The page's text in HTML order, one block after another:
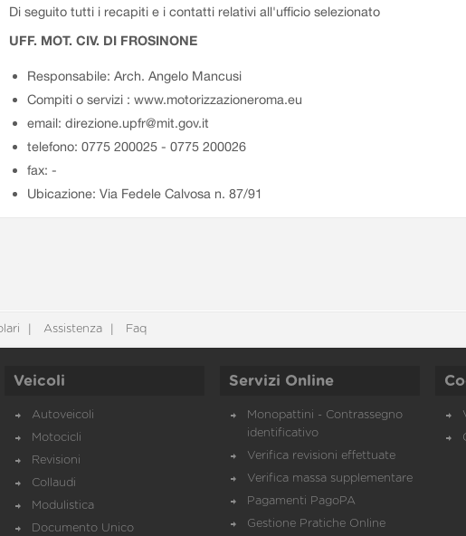
Di seguito tutti i recapiti e i contatti relativi all'ufficio selezionato
UFF. MOT. CIV. DI FROSINONE
Responsabile: Arch. Angelo Mancusi
Compiti o servizi : www.motorizzazioneroma.eu
email: direzione.upfr@mit.gov.it
telefono: 0775 200025 - 0775 200026
fax: -
Ubicazione: Via Fedele Calvosa n. 87/91
Assistenza Faq
Veicoli
Autoveicoli
Motocicli
Revisioni
Collaudi
Modulistica
Documento Unico
Servizi Online
Monopattini - Contrassegno
identificativo
Verifica revisioni effettuate
Verifica massa supplementare
Pagamenti PagoPA
Gestione Pratiche Online